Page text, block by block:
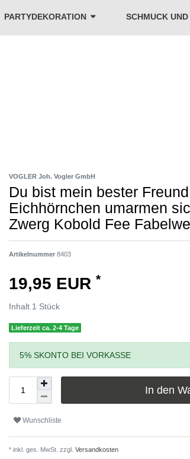
PARTYDEKORATION SCHMUCK
VOGLER Joh. Vogler GmbH
Du bist mein bester
Eichhörnchen umarmen
Zwerg Kobold Fee
Artikelnummer 8403
19,95 EUR *
Inhalt 1 Stück
Lieferzeit ca. 2-4 Tage
5% SKONTO BEI VORKASSE
In den
Wunschliste
* inkl. ges. MwSt. zzgl. Versandkosten